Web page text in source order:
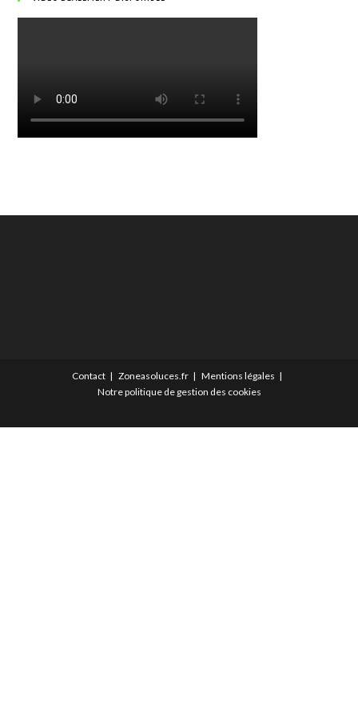
Contact Zoneasoluces.fr
Mentions légales
Notre politique de gestion des cookies